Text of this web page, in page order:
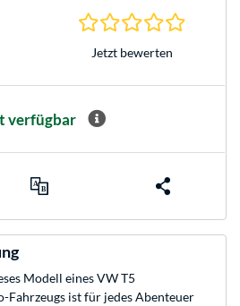
Jetzt bewerten
verfügbar
Modell eines VW T5
Fahrzeugs ist für jedes Abenteuer